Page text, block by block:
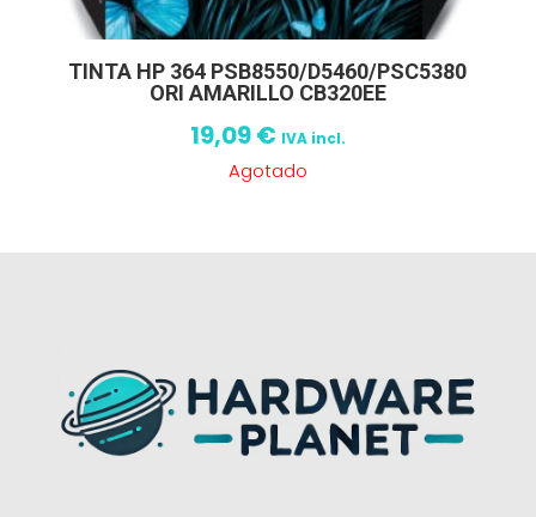
TINTA HP 364 PSB8550/D5460/PSC5380
ORI AMARILLO CB320EE
19,09€ IVA incl.
Agotado